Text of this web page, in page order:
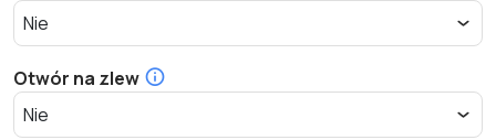
Otwór na zlew